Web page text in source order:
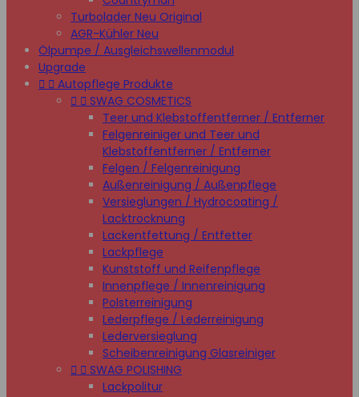
Turbolader Neu Original
AGR-Kühler Neu
Ölpumpe / Ausgleichswellenmodul
Upgrade
  Autopflege Produkte
  SWAG COSMETICS
Teer und Klebstoffentferner / Entferner
Felgenreiniger und Teer und
Klebstoffentferner / Entferner
Felgen / Felgenreinigung
Außenreinigung / Außenpflege
Versieglungen / Hydrocoating /
Lacktrocknung
Lackentfettung / Entfetter
Lackpflege
Kunststoff und Reifenpflege
Innenpflege / Innenreinigung
Polsterreinigung
Lederpflege / Lederreinigung
Lederversieglung
Scheibenreinigung Glasreiniger
  SWAG POLISHING
Lackpolitur